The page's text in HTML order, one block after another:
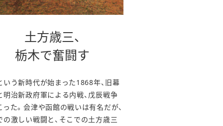
土方歳三、
栃木で奮闘す
いう新時代が始まった1868年、旧幕
明治新政府軍による内戦、戊辰戦争
った。会津や函館の戦いは有名だが、
の激しい戦闘と、そこでの土方歳三